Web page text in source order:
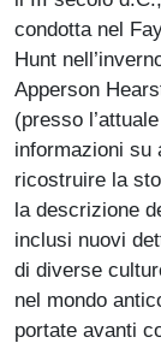
condotta nel
Hunt
Apperson
(presso
informazioni su
ricostruire la
la descrizione
inclusi nuovi
di diverse
nel mondo
portate avanti